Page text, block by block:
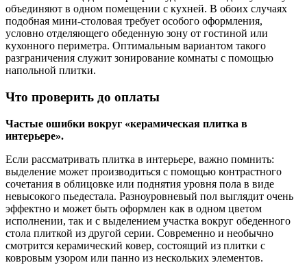
объединяют в одном помещении с кухней. В обоих случаях
подобная мини-столовая требует особого оформления,
условно отделяющего обеденную зону от гостиной или
кухонного периметра. Оптимальным вариантом такого
разграничения служит зонирование комнаты с помощью
напольной плитки.
Что проверить до оплаты
Частые ошибки вокруг «керамическая плитка в
интерьере».
Если рассматривать плитка в интерьере, важно помнить:
выделение может производиться с помощью контрастного
сочетания в облицовке или поднятия уровня пола в виде
невысокого пьедестала. Разноуровневый пол выглядит очень
эффектно и может быть оформлен как в одном цветом
исполнении, так и с выделением участка вокруг обеденного
стола плиткой из другой серии. Современно и необычно
смотрится керамический ковер, состоящий из плитки с
ковровым узором или панно из нескольких элементов.